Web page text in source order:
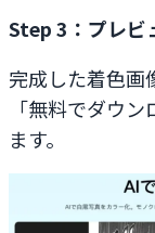
Step 3：プレビ
完成した着色画
「無料でダウ
ます。